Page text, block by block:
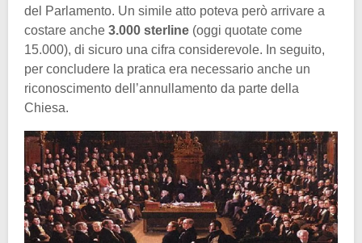
del Parlamento. Un simile atto poteva però arrivare a
costare anche 3.000 sterline (oggi quotate come
15.000), di sicuro una cifra considerevole. In seguito,
per concludere la pratica era necessario anche un
riconoscimento dell’annullamento da parte della
Chiesa.